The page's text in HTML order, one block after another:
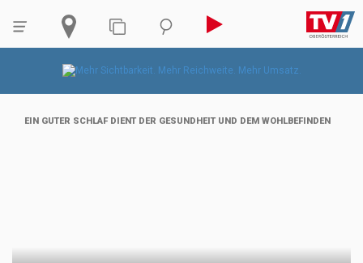
EIN GUTER SCHLAF DIENT DER GESUNDHEIT UND DEM WOHLBEFINDEN